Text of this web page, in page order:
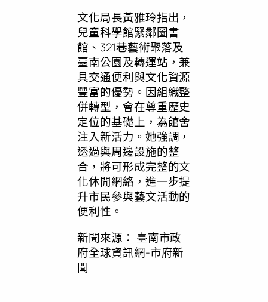
文化局長黃雅玲指出，
兒童科學館緊鄰圖書
館、321巷藝術聚落及
臺南公園及轉運站，兼
具交通便利與文化資源
豐富的優勢。因組織整
併轉型，會在尊重歷史
定位的基礎上，為館舍
注入新活力。她強調，
透過與周邊設施的整
合，將可形成完整的文
化休閒網絡，進一步提
升市民參與藝文活動的
便利性。
新聞來源： 臺南市政
府全球資訊網-市府新
聞